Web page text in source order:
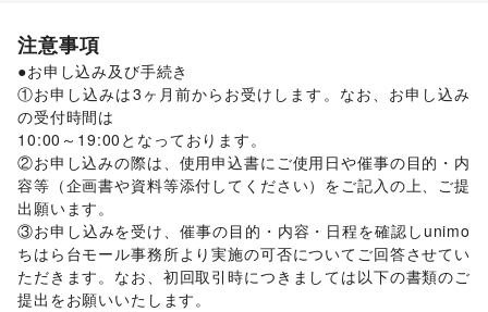
軽食・ホットスナック
ワイン・洋酒/日本酒・焼酎・地酒
物産展・マルシェ/キッチンカー・移動販売/
野菜・果物・生鮮食品
インテリア・生活雑貨
インテリア/寝具・ベッド/家具・家電/
キッチン雑貨・調理器具 / 掃除用品・生活便利品/ 文房具
手芸・ハンドメイド
園芸・ガーデニング/花・盆栽・ドライフラワー/
犬・猫・ペット/日用雑貨/食器・陶磁器/
その他インテリア・生活雑貨
生活サービス
注意事項
●お申し込み及び手続き
①お申し込みは3ヶ月前からお受けします。なお、お申し込み
の受付時間は
10:00～19:00となっております。
②お申し込みの際は、使用申込書にご使用日や催事の目的・内
容等（企画書や資料等添付してください）をご記入の上、ご提
出願います。
③お申し込みを受け、催事の目的・内容・日程を確認しunimo
ちはら台モール事務所より実施の可否についてご回答させてい
ただきます。なお、初回取引時につきましては以下の書類のご
提出をお願いいたします。